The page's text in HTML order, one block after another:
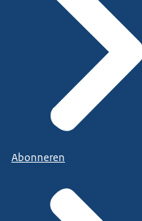
Abonneren